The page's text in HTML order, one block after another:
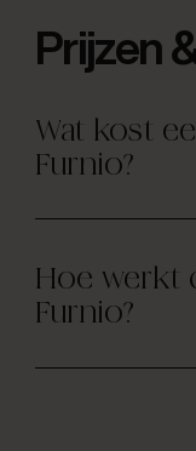
Prijzen
Wat kost
Furnio?
Hoe werkt
Furnio?